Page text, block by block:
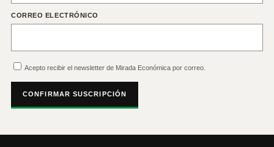
CORREO ELECTRÓNICO
Acepto recibir el newsletter de Mirada Económica por correo.
CONFIRMAR SUSCRIPCIÓN